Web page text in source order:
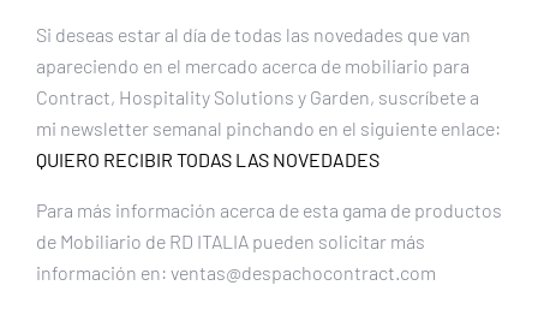
Si deseas estar al día de todas las novedades que van
apareciendo en el mercado acerca de mobiliario para
Contract, Hospitality Solutions y Garden, suscríbete a
mi newsletter semanal pinchando en el siguiente enlace:
QUIERO RECIBIR TODAS LAS NOVEDADES
Para más información acerca de esta gama de productos
de Mobiliario de RD ITALIA pueden solicitar más
información en: ventas@despachocontract.com